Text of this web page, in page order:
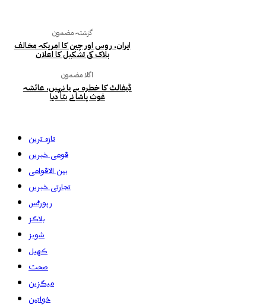
گزشتہ مضمون
ایران، روس اور چین کا امریکہ مخالف
بلاک کی تشکیل کا اعلان
اگلا مضمون
ڈیفالٹ کا خطرہ ہے یا نہیں، عائشہ
غوث پاشا نے بتا دیا
تازہ ترین
قومی خبریں
بین الاقوامی
تجارتی خبریں
رپورٹس
بلاگز
شوبز
کھیل
صحت
میگزین
خواتین